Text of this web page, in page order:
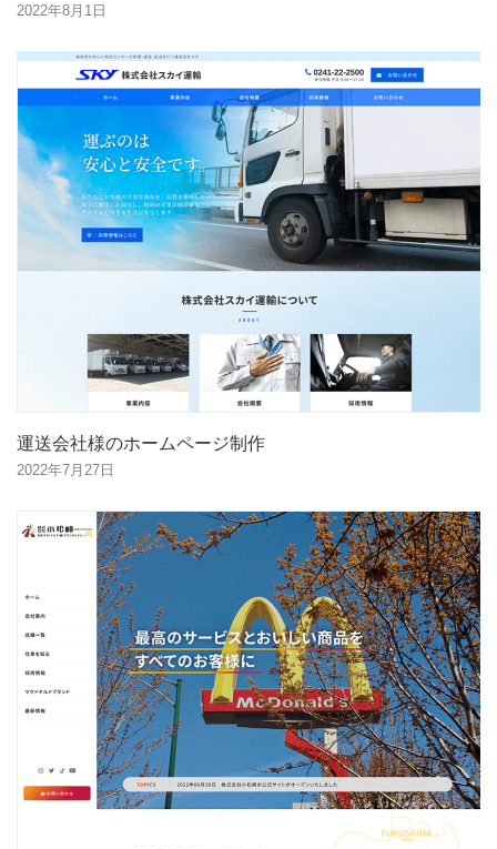
2022年8月1日
運送会社様のホームページ制作
2022年7月27日